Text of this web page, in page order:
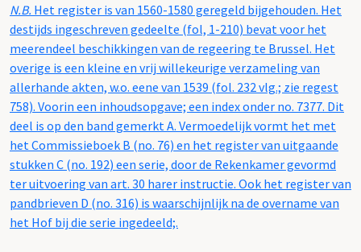
N.B. Het register is van 1560-1580 geregeld bijgehouden. Het
destijds ingeschreven gedeelte (fol, 1-210) bevat voor het
meerendeel beschikkingen van de regeering te Brussel. Het
overige is een kleine en vrij willekeurige verzameling van
allerhande akten, w.o. eene van 1539 (fol. 232 vlg.; zie regest
758). Voorin een inhoudsopgave; een index onder no. 7377. Dit
deel is op den band gemerkt A. Vermoedelijk vormt het met
het Commissieboek B (no. 76) en het register van uitgaande
stukken C (no. 192) een serie, door de Rekenkamer gevormd
ter uitvoering van art. 30 harer instructie. Ook het register van
pandbrieven D (no. 316) is waarschijnlijk na de overname van
het Hof bij die serie ingedeeld;.